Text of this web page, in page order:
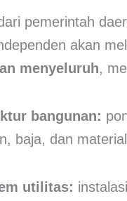
pemerintah
akan
menyeluruh,
bangunan:
baja, dan
utilitas: